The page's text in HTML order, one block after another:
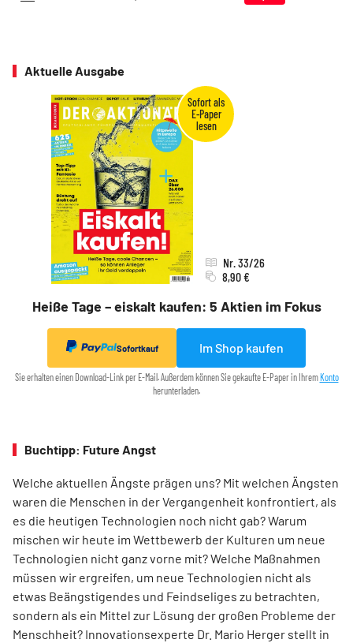
Aktuelle Ausgabe
Heiße Tage – eiskalt kaufen: 5 Aktien im Fokus
Nr. 33/26
8,90 €
Sofortkauf Im Shop kaufen
Sie erhalten einen Download-Link per E-Mail. Außerdem können Sie gekaufte E-Paper in Ihrem Konto
herunterladen.
Buchtipp: Future Angst
Welche aktuellen Ängste prägen uns? Mit welchen Ängsten
waren die Menschen in der Vergangenheit konfrontiert, als
es die heutigen Technologien noch nicht gab? Warum
mischen wir heute im Wettbewerb der Kulturen um neue
Technologien nicht ganz vorne mit? Welche Maßnahmen
müssen wir ergreifen, um neue Technologien nicht als
etwas Beängstigendes und Feindseliges zu betrachten,
sondern als ein Mittel zur Lösung der großen Probleme der
Menschheit? Innovationsexperte Dr. Mario Herger stellt in